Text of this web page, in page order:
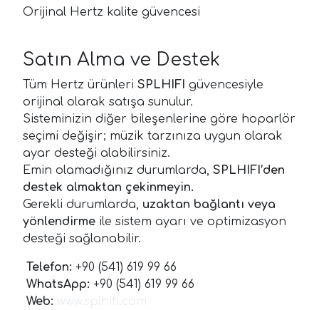
Orijinal Hertz kalite güvencesi
Satın Alma ve Destek
Tüm Hertz ürünleri SPLHIFI güvencesiyle
orijinal olarak satışa sunulur.
Sisteminizin diğer bileşenlerine göre hoparlör
seçimi değişir; müzik tarzınıza uygun olarak
ayar desteği alabilirsiniz.
Emin olamadığınız durumlarda, SPLHIFI’den
destek almaktan çekinmeyin.
Gerekli durumlarda, uzaktan bağlantı veya
yönlendirme ile sistem ayarı ve optimizasyon
desteği sağlanabilir.
Telefon: +90 (541) 619 99 66
WhatsApp: +90 (541) 619 99 66
Web: